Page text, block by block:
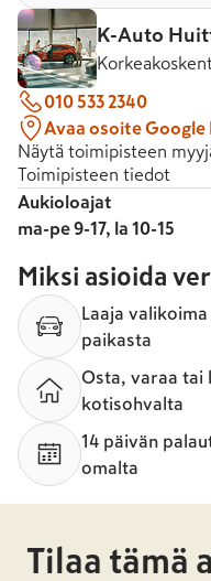
K-Auto
010 533 2340
Avaa osoite Google
Näytä toimipisteen
Toimipisteen tiedot
Aukioloajat
ma-pe 9-17, la 10-15
Miksi asioida
Laaja
paikasta
Osta, varaa tai
kotisohvalta
14 päivän
omalta
Tilaa tämä